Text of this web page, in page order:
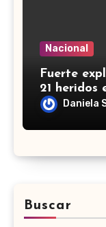
Nacional
Fuerte
21 heridos
Daniela
Buscar